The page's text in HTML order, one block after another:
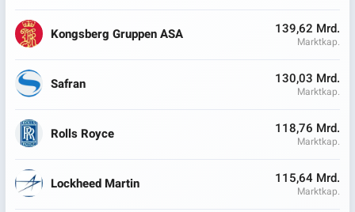
Kongsberg Gruppen ASA 139,62 Mrd.
Marktkap.
Safran 130,03 Mrd.
Marktkap.
Rolls Royce 118,76 Mrd.
Marktkap.
Lockheed Martin 115,64 Mrd.
Marktkap.